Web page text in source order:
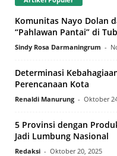
Komunitas Nayo Dolan
“Pahlawan Pantai” di
Sindy Rosa Darmaningrum -
Determinasi
Perencanaan Kota
Renaldi Manurung - Oktober
5 Provinsi dengan
Jadi Lumbung Nasional
Redaksi - Oktober 20, 2025